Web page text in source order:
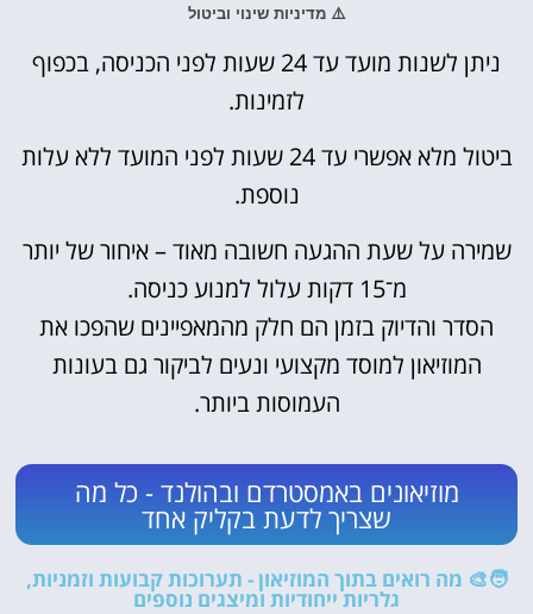
⚠️ מדיניות שינוי וביטול
ניתן לשנות מועד עד 24 שעות לפני הכניסה, בכפוף
לזמינות.
ביטול מלא אפשרי עד 24 שעות לפני המועד ללא עלות
נוספת.
שמירה על שעת ההגעה חשובה מאוד – איחור של יותר
מ־15 דקות עלול למנוע כניסה.
הסדר והדיוק בזמן הם חלק מהמאפיינים שהפכו את
המוזיאון למוסד מקצועי ונעים לביקור גם בעונות
העמוסות ביותר.
מוזיאונים באמסטרדם ובהולנד - כל מה
שצריך לדעת בקליק אחד
🧑‍🎨 מה רואים בתוך המוזיאון - תערוכות קבועות וזמניות,
גלריות ייחודיות ומיצגים נוספים